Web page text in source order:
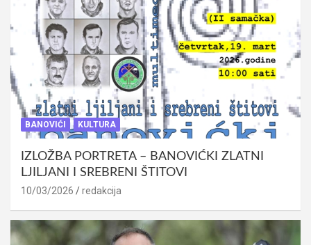
BANOVIĆI KULTURA
IZLOŽBA PORTRETA – BANOVIĆKI ZLATNI
LJILJANI I SREBRENI ŠTITOVI
10/03/2026 redakcija